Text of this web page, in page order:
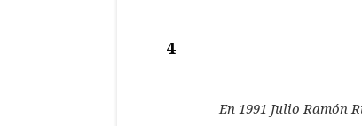
4
En 1991 Julio Ramón